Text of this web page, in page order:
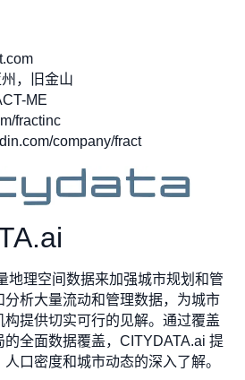
，旧金山
ME
fractinc
company/fract
地理空间数据来加强城市规划和管
析大量流动和管理数据，为城市
提供切实可行的见解。通过覆盖
全面数据覆盖，CITYDATA.ai 提
口密度和城市动态的深入了解。